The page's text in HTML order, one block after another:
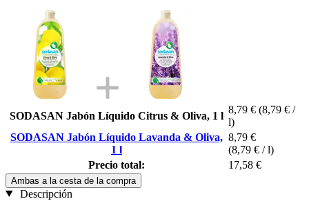
SODASAN Jabón Líquido Citrus & Oliva, 1 l
8,79 € (8,79 € /
l)
SODASAN Jabón Líquido Lavanda & Oliva,
1 l
8,79 €
(8,79 € / l)
Precio total:
17,58 €
Ambas a la cesta de la compra
Descripción